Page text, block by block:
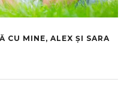
CU MINE, ALEX ȘI SARA